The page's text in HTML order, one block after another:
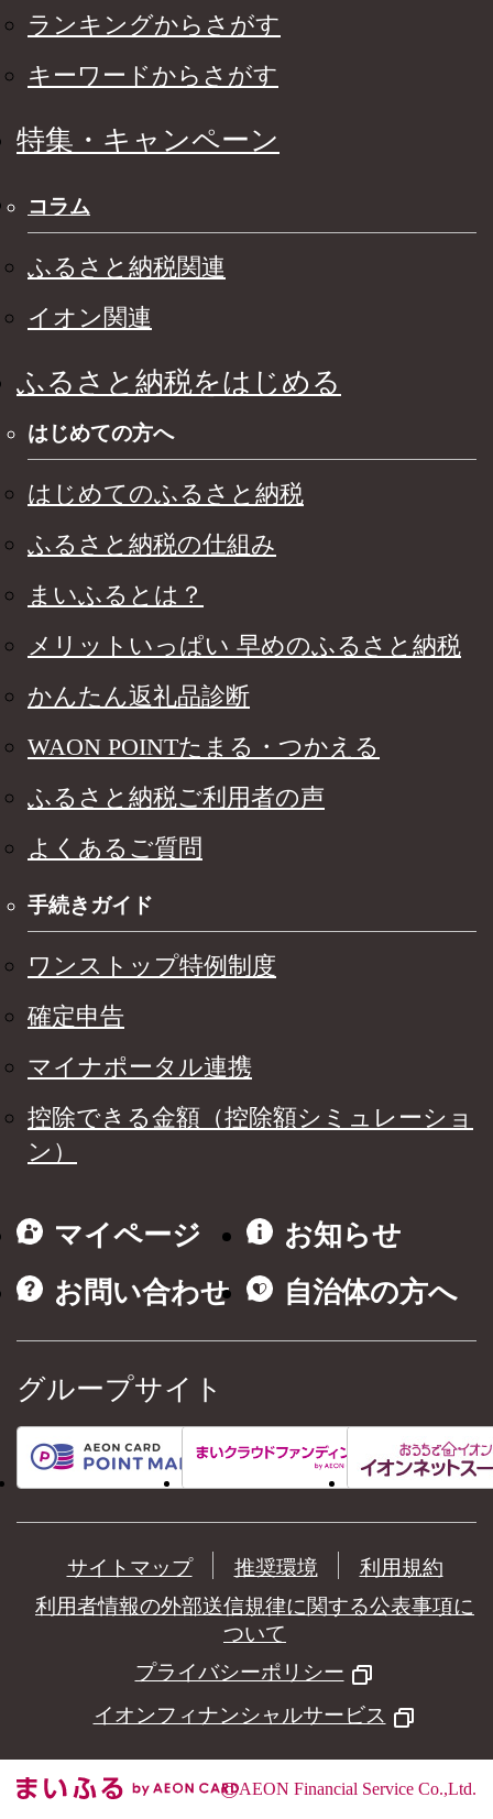
ランキングからさがす
キーワードからさがす
特集・キャンペーン
コラム
ふるさと納税関連
イオン関連
ふるさと納税をはじめる
はじめての方へ
はじめてのふるさと納税
ふるさと納税の仕組み
まいふるとは？
メリットいっぱい 早めのふるさと納税
かんたん返礼品診断
WAON POINTたまる・つかえる
ふるさと納税ご利用者の声
よくあるご質問
手続きガイド
ワンストップ特例制度
確定申告
マイナポータル連携
控除できる金額（控除額シミュレーショ
ン）
マイページ
お知らせ
お問い合わせ
自治体の方へ
グループサイト
サイトマップ 推奨環境
利用規約
利用者情報の外部送信規律に関する公表事項に
ついて
プライバシーポリシー
イオンフィナンシャルサービス
©AEON Financial Service Co.,Ltd.